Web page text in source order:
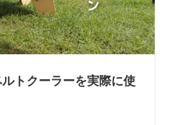
トクーラーを実際に使